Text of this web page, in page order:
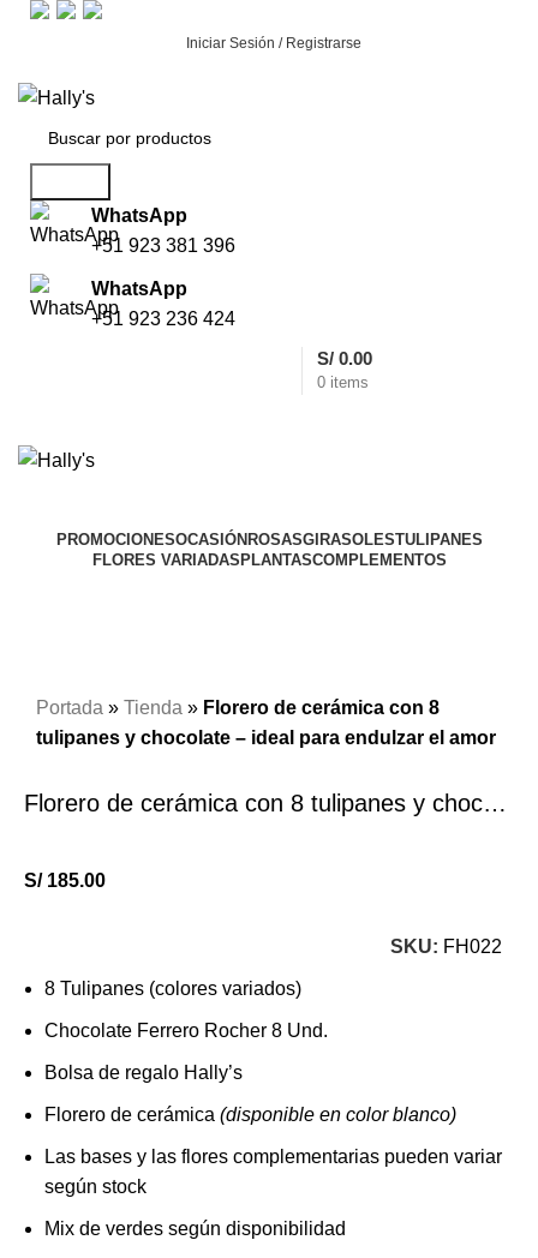
Iniciar Sesión / Registrarse
WhatsApp
+51 923 381 396
WhatsApp
+51 923 236 424
0 items
S/0.00
PROMOCIONESOCASIÓNROSASGIRASOLESTULIPANES
FLORES VARIADASPLANTASCOMPLEMENTOS
Portada »Tienda » Florero de cerámica con 8
tulipanes y chocolate – ideal para endulzar el amor
Florero de cerámica con 8 tulipanes y chocolate – ideal para endulzar el amor
S/185.00
SKU: FH022
8 Tulipanes (colores variados)
Chocolate Ferrero Rocher 8 Und.
Bolsa de regalo Hally’s
Florero de cerámica(disponible en color blanco)
Las bases y las flores complementarias pueden variar
según stock
Mix de verdes según disponibilidad